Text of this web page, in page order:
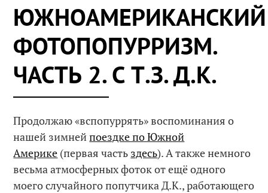
ЮЖНОАМЕРИКАНСКИЙ
ФОТОПОПУРРИЗМ.
ЧАСТЬ 2. С Т.З. Д.К.
Продолжаю «вспопуррять» воспоминания о
нашей зимнейпоездке по Южной
Америке (первая часть здесь). А также немного
весьма атмосферных фоток от ещё одного
моего случайного попутчика Д.К., работающего